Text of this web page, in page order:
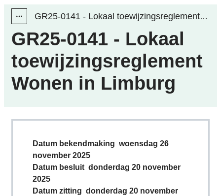
Toon alle broodkruimel items
GR25-0141 - Lokaal toewijzingsreglement Wonen in Limburg
GR25-0141 - Lokaal
toewijzingsreglement
Wonen in Limburg
Datum bekendmaking woensdag 26
november 2025
Datum besluit donderdag 20 november
2025
Datum zitting donderdag 20 november